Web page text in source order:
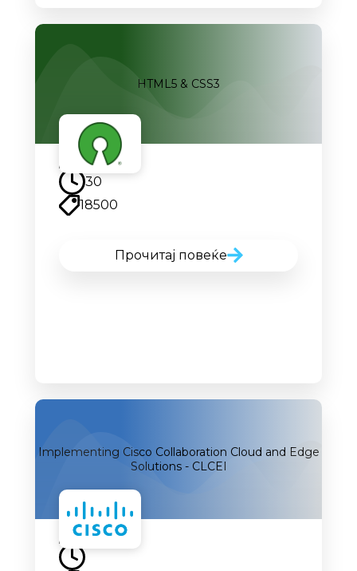
HTML5 & CSS3
30
18500
Прочитај повеќе
Implementing Cisco Collaboration Cloud and Edge
Solutions - CLCEI